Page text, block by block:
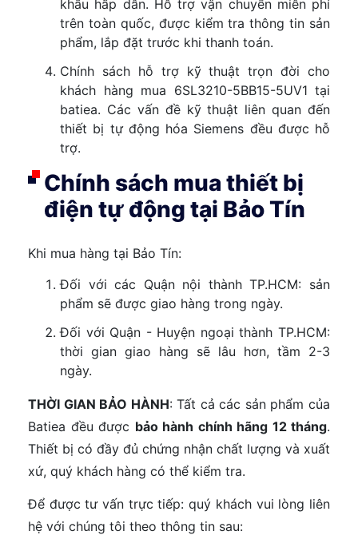
khấu hấp dẫn. Hỗ trợ vận chuyển miễn phí
trên toàn quốc, được kiểm tra thông tin sản
phẩm, lắp đặt trước khi thanh toán.
Chính sách hỗ trợ kỹ thuật trọn đời cho
khách hàng mua 6SL3210-5BB15-5UV1 tại
batiea. Các vấn đề kỹ thuật liên quan đến
thiết bị tự động hóa Siemens đều được hỗ
trợ.
Chính sách mua thiết bị
điện tự động tại Bảo Tín
Khi mua hàng tại Bảo Tín:
Đối với các Quận nội thành TP.HCM: sản
phẩm sẽ được giao hàng trong ngày.
Đối với Quận - Huyện ngoại thành TP.HCM:
thời gian giao hàng sẽ lâu hơn, tầm 2-3
ngày.
THỜI GIAN BẢO HÀNH: Tất cả các sản phẩm của
Batiea đều được bảo hành chính hãng 12 tháng.
Thiết bị có đầy đủ chứng nhận chất lượng và xuất
xứ, quý khách hàng có thể kiểm tra.
Để được tư vấn trực tiếp: quý khách vui lòng liên
hệ với chúng tôi theo thông tin sau: